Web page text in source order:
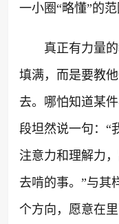
一小圈“略懂”的范
真正有力量
填满，而是要教
去。哪怕知道某
段坦然说一句：“
注意力和理解力
去啃的事。”与其
个方向，愿意在